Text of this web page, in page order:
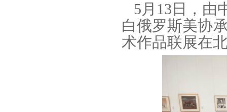
5月13日，由
白俄罗斯美协
术作品联展在